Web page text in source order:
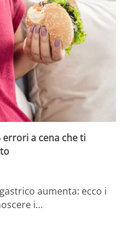
a cena che ti
aumenta: ecco i
i…